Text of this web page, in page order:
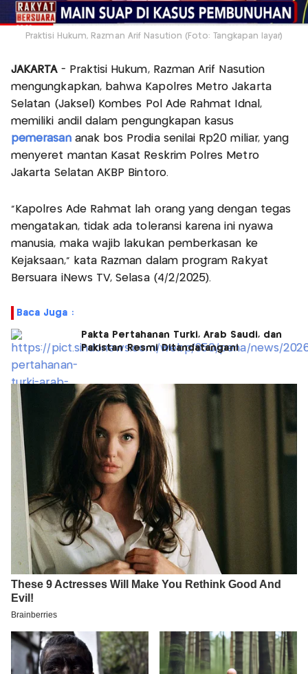
Praktisi Hukum, Razman Arif Nasution (Foto: Tangkapan layar)
JAKARTA- Praktisi Hukum, Razman Arif Nasution
mengungkapkan, bahwa Kapolres Metro Jakarta
Selatan (Jaksel) Kombes Pol Ade Rahmat Idnal,
memiliki andil dalam pengungkapan kasus
pemerasananak bos Prodia senilai Rp20 miliar, yang
menyeret mantan Kasat Reskrim Polres Metro
Jakarta Selatan AKBP Bintoro.
"Kapolres Ade Rahmat lah orang yang dengan tegas
mengatakan, tidak ada toleransi karena ini nyawa
manusia, maka wajib lakukan pemberkasan ke
Kejaksaan," kata Razman dalam program Rakyat
Bersuara iNews TV, Selasa (4/2/2025).
Baca Juga :
Pakta Pertahanan Turki, Arab Saudi, dan
Pakistan Resmi Ditandatangani